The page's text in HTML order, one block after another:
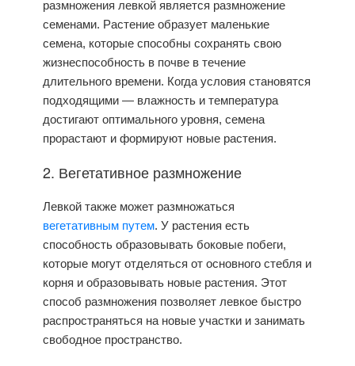
размножения левкой является размножение
семенами. Растение образует маленькие
семена, которые способны сохранять свою
жизнеспособность в почве в течение
длительного времени. Когда условия становятся
подходящими — влажность и температура
достигают оптимального уровня, семена
прорастают и формируют новые растения.
2. Вегетативное размножение
Левкой также может размножаться
вегетативным путем. У растения есть
способность образовывать боковые побеги,
которые могут отделяться от основного стебля и
корня и образовывать новые растения. Этот
способ размножения позволяет левкое быстро
распространяться на новые участки и занимать
свободное пространство.